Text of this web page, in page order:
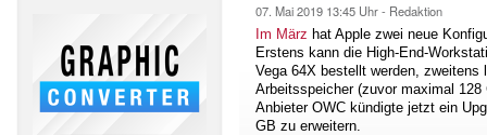
07. Mai 2019 13:45 Uhr - Redaktion
Im März hat Apple zwei neue
Erstens kann die High-End-
Vega 64X bestellt werden,
Arbeitsspeicher (zuvor maximal
Anbieter OWC kündigte jetzt ein
GB zu erweitern.